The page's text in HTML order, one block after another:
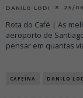
DANILO LODI 25/
Rota do Café | As
aeroporto de
pensar em quantas
CAFEÍNA DANILO